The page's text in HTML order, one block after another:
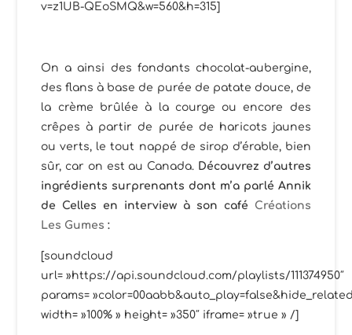
v=z1UB-QEoSMQ&w=560&h=315]
On a ainsi des fondants chocolat-aubergine,
des flans à base de purée de patate douce, de
la crème brûlée à la courge ou encore des
crêpes à partir de purée de haricots jaunes
ou verts, le tout nappé de sirop d’érable, bien
sûr, car on est au Canada. Découvrez d’autres
ingrédients surprenants dont m’a parlé Annik
de Celles en interview à son café Créations
Les Gumes :
[soundcloud
url= »https://api.soundcloud.com/playlists/111374950″
params=
width= »100% » height= »350″ iframe= »true » /]